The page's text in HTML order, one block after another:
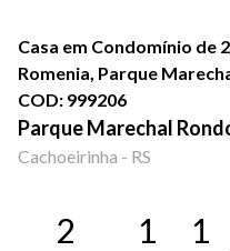
Casa em Condomínio de
Romenia, Parque
COD: 999206
Parque Marechal
Cachoeirinha - RS
2 1 1